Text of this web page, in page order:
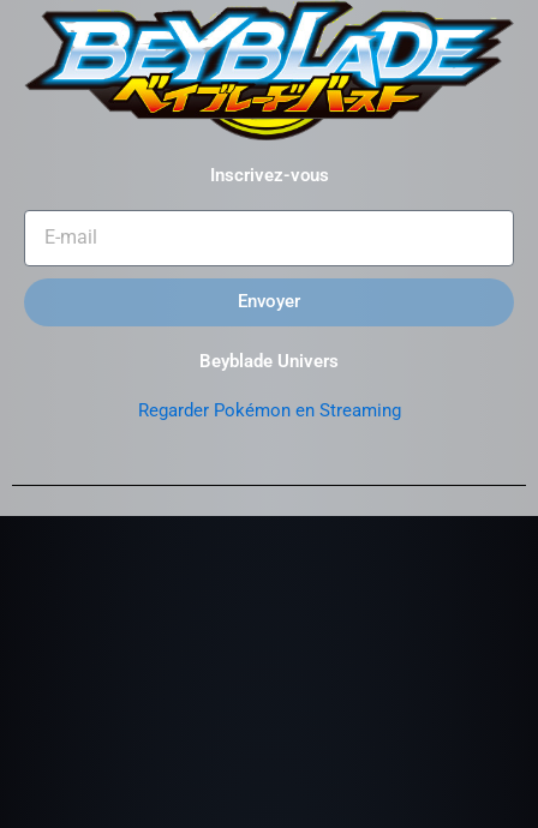
Inscrivez-vous
Envoyer
Beyblade Univers
Regarder Pokémon en Streaming